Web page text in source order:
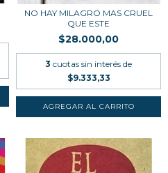
NO HAY MILAGRO MAS CRUEL
QUE ESTE
$28.000,00
3 cuotas sin interés de
$9.333,33